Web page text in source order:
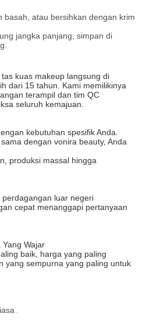
basah, atau bersihkan dengan krim
jangka panjang, simpan di
kuas makeup langsung di
dari 15 tahun. Kami memilikinya
terampil dan tim QC
seluruh kemajuan.
kebutuhan spesifik Anda.
dengan vonira beauty, Anda
produksi massal hingga
luar negeri
cepat menanggapi pertanyaan
Wajar
baik, harga yang paling
yang sempurna yang paling untuk
.